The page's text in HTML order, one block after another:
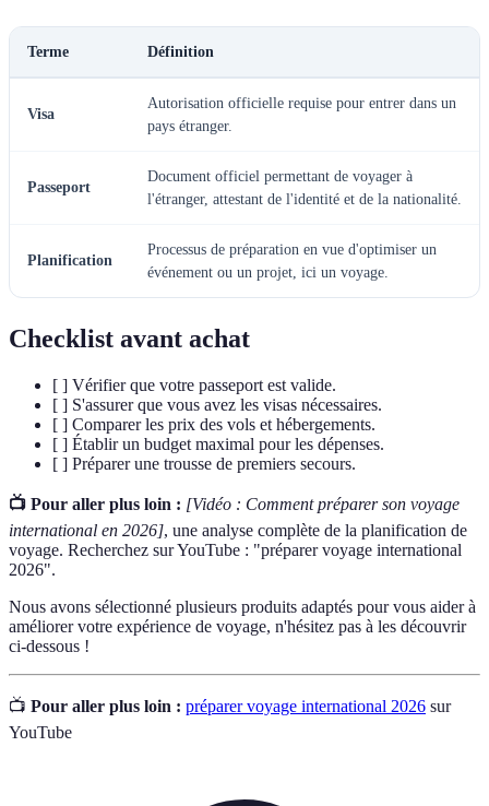
Terme Définition
Visa
Autorisation officielle requise pour entrer dans un
pays étranger.
Passeport
Document officiel permettant de voyager à
l'étranger, attestant de l'identité et de la nationalité.
Planification
Processus de préparation en vue d'optimiser un
événement ou un projet, ici un voyage.
Checklist avant achat
[ ] Vérifier que votre passeport est valide.
[ ] S'assurer que vous avez les visas nécessaires.
[ ] Comparer les prix des vols et hébergements.
[ ] Établir un budget maximal pour les dépenses.
[ ] Préparer une trousse de premiers secours.
📺 Pour aller plus loin : [Vidéo : Comment préparer son voyage
international en 2026], une analyse complète de la planification de
voyage. Recherchez sur YouTube : "préparer voyage international
2026".
Nous avons sélectionné plusieurs produits adaptés pour vous aider à
améliorer votre expérience de voyage, n'hésitez pas à les découvrir
ci-dessous !
📺 Pour aller plus loin : préparer voyage international 2026 sur
YouTube